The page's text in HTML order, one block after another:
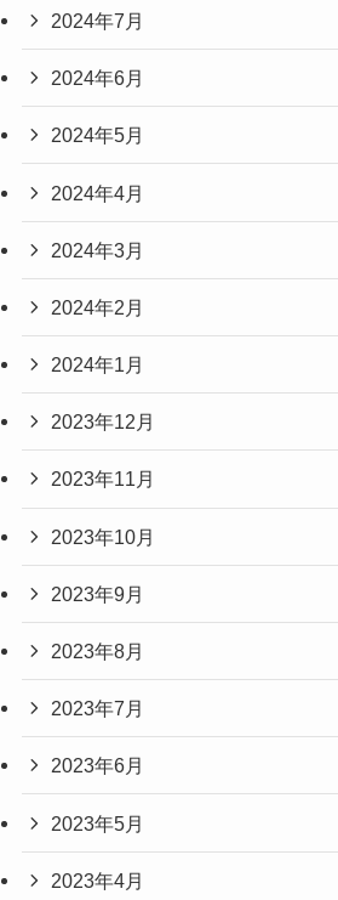
2024年7月
2024年6月
2024年5月
2024年4月
2024年3月
2024年2月
2024年1月
2023年12月
2023年11月
2023年10月
2023年9月
2023年8月
2023年7月
2023年6月
2023年5月
2023年4月